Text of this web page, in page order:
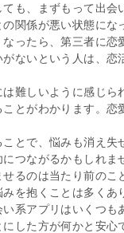
も、まずもって出会
関係が悪い状態に
ったら、第三者に恋
ないという人は、
は難しいように感じ
とがわかります。恋
とで、悩みも消え
つながるかもしれま
るのは当たり前の
を抱くことは多くあ
系アプリはいくつ
した方が何かと安心